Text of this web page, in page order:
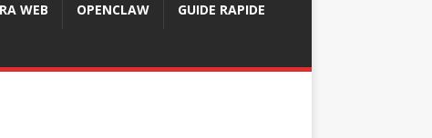
WEB OPENCLAW GUIDE RAPIDE